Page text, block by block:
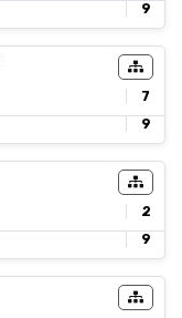
9
7
9
2
9